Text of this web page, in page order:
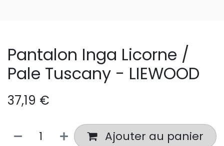
Pantalon Inga Licorne /
Pale Tuscany - LIEWOOD
37,19 €
Ajouter au panier